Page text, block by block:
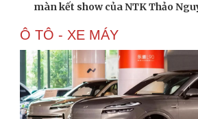
màn kết show của NTK Thảo
Ô TÔ - XE MÁY